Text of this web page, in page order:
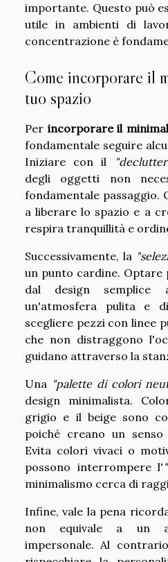
importante. Questo può
utile in ambienti di
concentrazione è
Come incorporare il
tuo spazio
Per incorporare il
fondamentale seguire
Iniziare con il
degli oggetti non
fondamentale passaggio.
a liberare lo spazio e a
respira tranquillità e
Successivamente, la
un punto cardine. Optare
dal design semplice
un'atmosfera pulita e
scegliere pezzi con linee
che non distraggono
guidano attraverso la
Una "palette di colori
design minimalista.
grigio e il beige sono
poiché creano un
Evita colori vivaci o
possono interrompere l'
minimalismo cerca di
Infine, vale la pena
non equivale a un
impersonale. Al